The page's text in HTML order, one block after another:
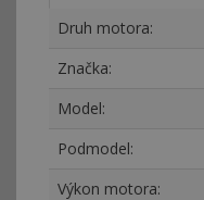
Druh motora:
Značka:
Model:
Podmodel:
Výkon motora: